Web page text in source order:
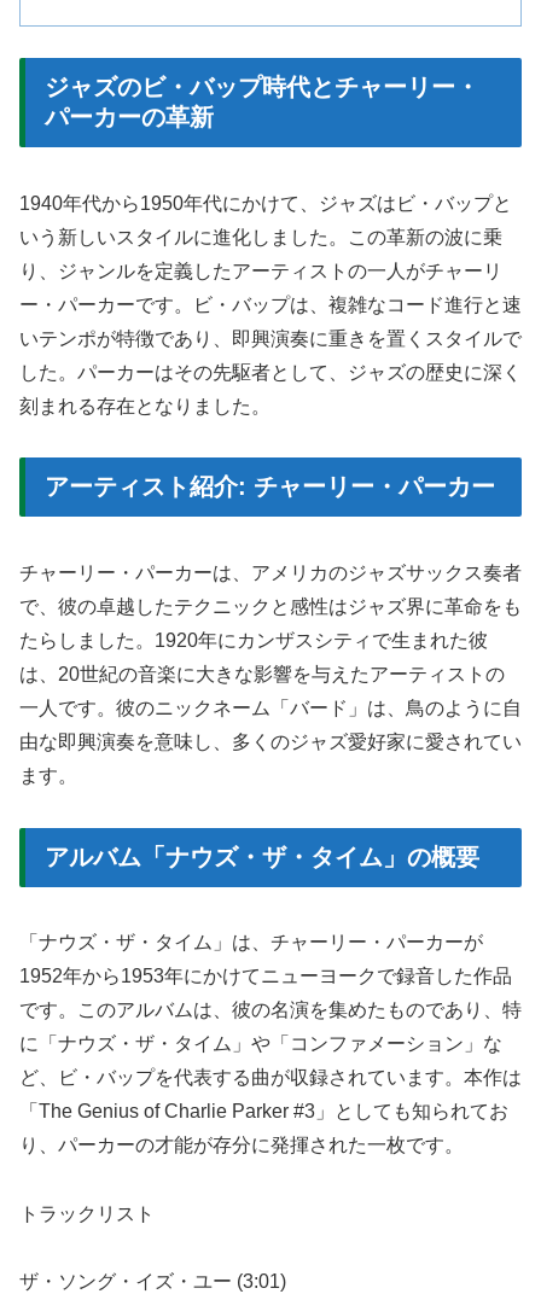
ジャズのビ・バップ時代とチャーリー・
パーカーの革新
1940年代から1950年代にかけて、ジャズはビ・バップと
いう新しいスタイルに進化しました。この革新の波に乗
り、ジャンルを定義したアーティストの一人がチャーリ
ー・パーカーです。ビ・バップは、複雑なコード進行と速
いテンポが特徴であり、即興演奏に重きを置くスタイルで
した。パーカーはその先駆者として、ジャズの歴史に深く
刻まれる存在となりました。
アーティスト紹介: チャーリー・パーカー
チャーリー・パーカーは、アメリカのジャズサックス奏者
で、彼の卓越したテクニックと感性はジャズ界に革命をも
たらしました。1920年にカンザスシティで生まれた彼
は、20世紀の音楽に大きな影響を与えたアーティストの
一人です。彼のニックネーム「バード」は、鳥のように自
由な即興演奏を意味し、多くのジャズ愛好家に愛されてい
ます。
アルバム「ナウズ・ザ・タイム」の概要
「ナウズ・ザ・タイム」は、チャーリー・パーカーが
1952年から1953年にかけてニューヨークで録音した作品
です。このアルバムは、彼の名演を集めたものであり、特
に「ナウズ・ザ・タイム」や「コンファメーション」な
ど、ビ・バップを代表する曲が収録されています。本作は
「The Genius of Charlie Parker #3」としても知られてお
り、パーカーの才能が存分に発揮された一枚です。
トラックリスト
ザ・ソング・イズ・ユー (3:01)